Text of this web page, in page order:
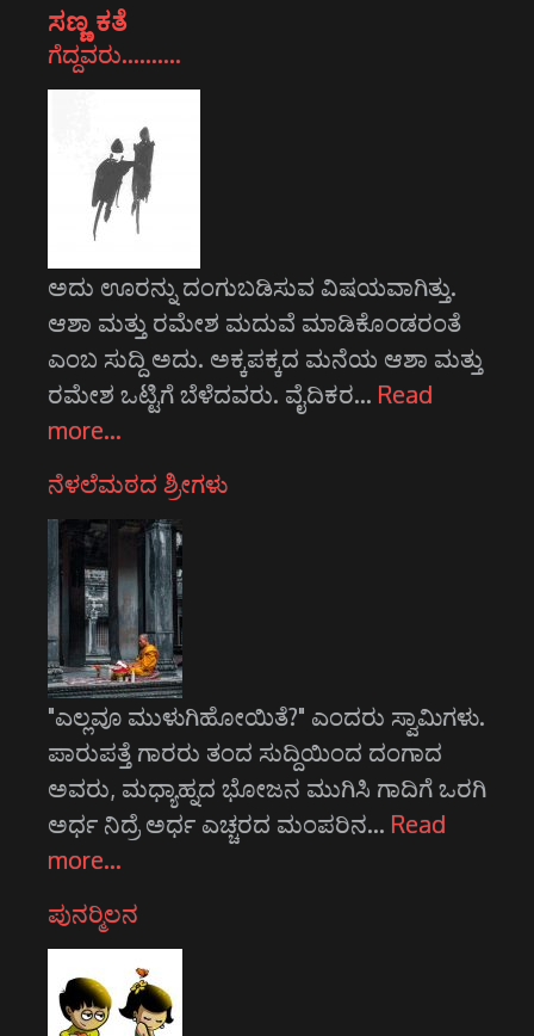
ಸಣ್ಣ ಕತೆ
ಗೆದ್ದವರು……….
ಅದು ಊರನ್ನು ದಂಗುಬಡಿಸುವ ವಿಷಯವಾಗಿತ್ತು.
ಆಶಾ ಮತ್ತು ರಮೇಶ ಮದುವೆ ಮಾಡಿಕೊಂಡರಂತೆ
ಎಂಬ ಸುದ್ದಿ ಅದು. ಅಕ್ಕಪಕ್ಕದ ಮನೆಯ ಆಶಾ ಮತ್ತು
ರಮೇಶ ಒಟ್ಟಿಗೆ ಬೆಳೆದವರು. ವೈದಿಕರ… Read
more…
ನೆಳಲೆಮಠದ ಶ್ರೀಗಳು
"ಎಲ್ಲವೂ ಮುಳುಗಿಹೋಯಿತೆ?" ಎಂದರು ಸ್ವಾಮಿಗಳು.
ಪಾರುಪತ್ತೆ ಗಾರರು ತಂದ ಸುದ್ದಿಯಿಂದ ದಂಗಾದ
ಅವರು, ಮಧ್ಯಾಹ್ನದ ಭೋಜನ ಮುಗಿಸಿ ಗಾದಿಗೆ ಒರಗಿ
ಅರ್ಧ ನಿದ್ರೆ ಅರ್ಧ ಎಚ್ಚರದ ಮಂಪರಿನ… Read
more…
ಪುನರ್‍ಮಿಲನ